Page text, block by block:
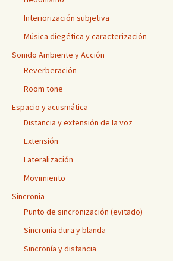
Interiorización subjetiva
Música diegética y caracterización
Sonido Ambiente y Acción
Reverberación
Room tone
Espacio y acusmática
Distancia y extensión de la voz
Extensión
Lateralización
Movimiento
Sincronía
Punto de sincronización (evitado)
Sincronía dura y blanda
Sincronía y distancia